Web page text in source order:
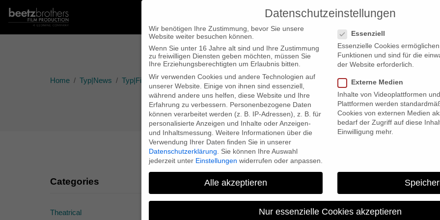
PRODUCTIONS
Home Typ|News Typ|Firmennews “Lebt wohl, Genossen! Interactive” beim TOP:Talente Branchentreff in Leipzig
“Lebt wohl, Genossen!
Branchentreff in
Categories
Theatrical
Datenschutzeinstellungen
Wir benötigen Ihre Zustimmung, bevor Sie unsere
Website weiter besuchen können.
Wenn Sie unter 16 Jahre alt sind und Ihre Zustimmung
zu freiwilligen Diensten geben möchten, müssen Sie
Ihre Erziehungsberechtigten um Erlaubnis bitten.
Wir verwenden Cookies und andere Technologien auf
unserer Website. Einige von ihnen sind essenziell,
während andere uns helfen, diese Website und Ihre
Erfahrung zu verbessern.
Personenbezogene Daten
können verarbeitet werden (z. B. IP-Adressen), z. B. für
personalisierte Anzeigen und Inhalte oder Anzeigen-
und Inhaltsmessung. Weitere Informationen über die
Verwendung Ihrer Daten finden Sie in unserer
Datenschutzerklärung
Sie können Ihre Auswahl
jederzeit unter Einstellungen widerrufen oder anpassen.
Essenziell
Essenzielle Cookies
Funktionen und sind für die
der Website erforderlich.
Externe Medien
Inhalte von Videoplattformen
Plattformen werden
Cookies von externen Medien
bedarf der Zugriff auf diese
Einwilligung mehr.
Alle akzeptieren
Nur essenzielle Cookies akzeptieren